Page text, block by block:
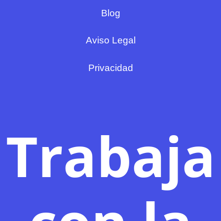
Blog
Aviso Legal
Privacidad
Trabaja